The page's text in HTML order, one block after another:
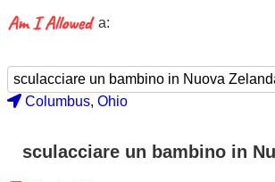
a:
Columbus, Ohio
sculacciare un bambino in